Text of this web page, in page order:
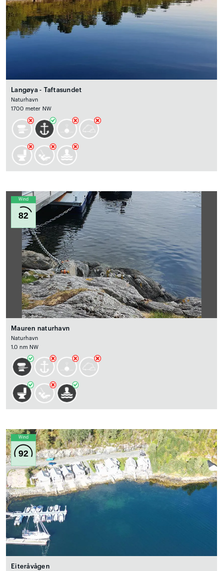
Langøya - Taftasundet
Naturhavn
1700 meter NW
Wind
82
Mauren naturhavn
Naturhavn
1.0 nm NW
Wind
92
Eiteråvågen